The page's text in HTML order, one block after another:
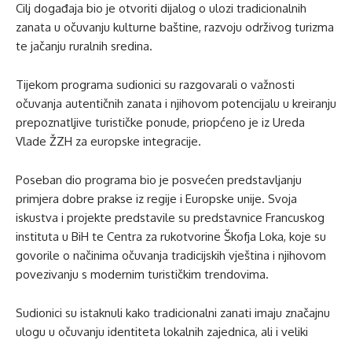
Cilj događaja bio je otvoriti dijalog o ulozi tradicionalnih
zanata u očuvanju kulturne baštine, razvoju održivog turizma
te jačanju ruralnih sredina.
Tijekom programa sudionici su razgovarali o važnosti
očuvanja autentičnih zanata i njihovom potencijalu u kreiranju
prepoznatljive turističke ponude, priopćeno je iz Ureda
Vlade ŽZH za europske integracije.
Poseban dio programa bio je posvećen predstavljanju
primjera dobre prakse iz regije i Europske unije. Svoja
iskustva i projekte predstavile su predstavnice Francuskog
instituta u BiH te Centra za rukotvorine Škofja Loka, koje su
govorile o načinima očuvanja tradicijskih vještina i njihovom
povezivanju s modernim turističkim trendovima.
Sudionici su istaknuli kako tradicionalni zanati imaju značajnu
ulogu u očuvanju identiteta lokalnih zajednica, ali i veliki